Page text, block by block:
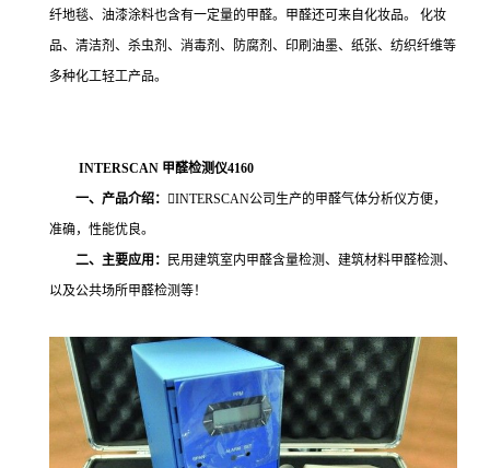
纤地毯、油漆涂料也含有一定量的甲醛。甲醛还可来自化妆品。 化妆
品、清洁剂、杀虫剂、消毒剂、防腐剂、印刷油墨、纸张、纺织纤维等
多种化工轻工产品。
INTERSCAN 甲醛检测仪4160
一、产品介绍： INTERSCAN公司生产的甲醛气体分析仪方便，
准确，性能优良。
二、主要应用：
民用建筑室内甲醛含量检测、建筑材料甲醛检测、
以及公共场所甲醛检测等！